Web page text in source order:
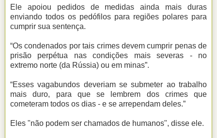
Ele apoiou pedidos de medidas ainda mais duras
enviando todos os pedófilos para regiões polares para
cumprir sua sentença.
“Os condenados por tais crimes devem cumprir penas de
prisão perpétua nas condições mais severas - no
extremo norte (da Rússia) ou em minas”.
“Esses vagabundos deveriam se submeter ao trabalho
mais duro, para que se lembrem dos crimes que
cometeram todos os dias - e se arrependam deles.”
Eles "não podem ser chamados de humanos", disse ele.